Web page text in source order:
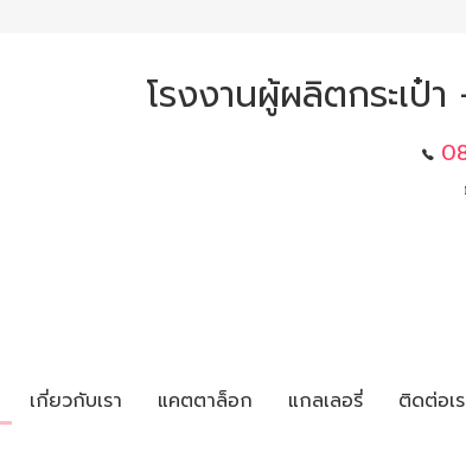
โรงงานผู้ผลิตกระเป๋
เกี่ยวกับเรา แคตตาล็อก แกลเลอรี่ ติดต่อเ